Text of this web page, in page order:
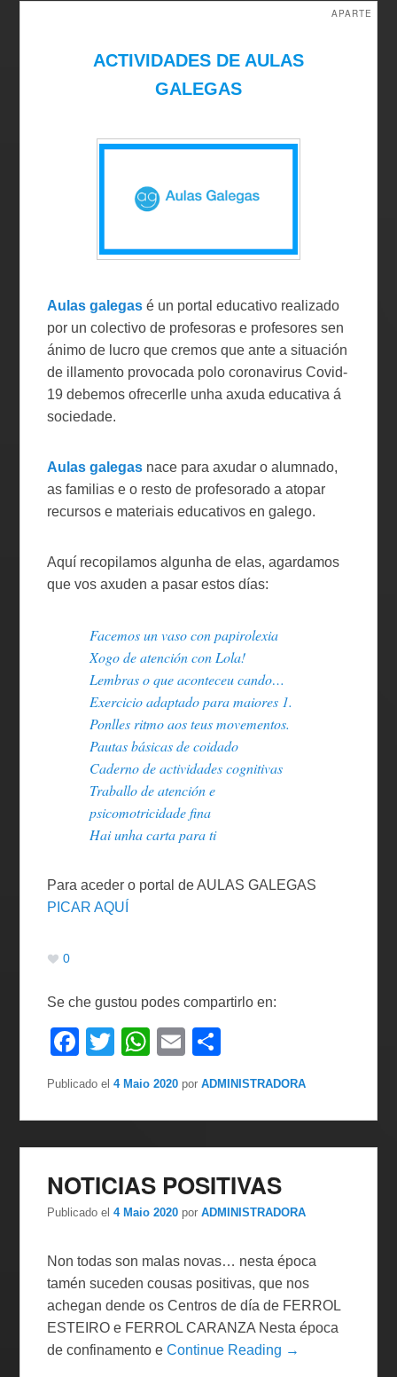
k
p
APARTE
ACTIVIDADES DE AULAS
GALEGAS
Aulas galegas é un portal educativo realizado
por un colectivo de profesoras e profesores sen
ánimo de lucro que cremos que ante a situación
de illamento provocada polo coronavirus Covid-
19 debemos ofrecerlle unha axuda educativa á
sociedade.
Aulas galegas nace para axudar o alumnado,
as familias e o resto de profesorado a atopar
recursos e materiais educativos en galego.
Aquí recopilamos algunha de elas, agardamos
que vos axuden a pasar estos días:
Facemos un vaso con papirolexia
Xogo de atención con Lola!
Lembras o que aconteceu cando…
Exercicio adaptado para maiores 1.
Ponlles ritmo aos teus movementos.
Pautas básicas de coidado
Caderno de actividades cognitivas
Traballo de atención e
psicomotricidade fina
Hai unha carta para ti
Para aceder o portal de AULAS GALEGAS
PICAR AQUÍ
0
Se che gustou podes compartirlo en:
F
c
e
b
o
o
T
tt
er
W
at
s
A
p
p
E
ail m
p
ar
tir
Publicado el4 Maio 2020 porADMINISTRADORA
NOTICIAS POSITIVAS
Publicado el4 Maio 2020 porADMINISTRADORA
Non todas son malas novas… nesta época
tamén suceden cousas positivas, que nos
achegan dende os Centros de día de FERROL
ESTEIRO e FERROL CARANZA Nesta época
de confinamento eContinue Reading →